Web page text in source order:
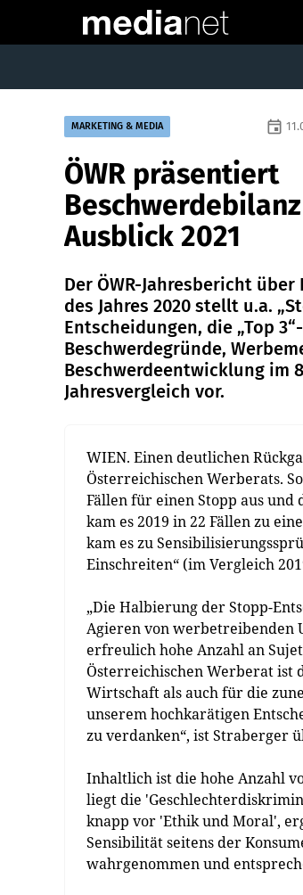
MARKETING & MEDIA event
ÖWR präsentiert
Ausblick 2021
Der ÖWR-Jahresbericht über
des Jahres 2020 stellt u.a.
Entscheidungen, die „Top 3“-
Beschwerdegründe,
Beschwerdeentwicklung im
Jahresvergleich vor.
WIEN. Einen deutlichen
Österreichischen Werberats.
Fällen für einen Stopp aus und
kam es 2019 in 22 Fällen zu
kam es zu
Einschreiten“ (im Vergleich
„Die Halbierung der Stopp-
Agieren von werbetreibenden
erfreulich hohe Anzahl an
Österreichischen Werberat ist
Wirtschaft als auch für die
unserem hochkarätigen
zu verdanken“, ist Straberger
Inhaltlich ist die hohe Anzahl
liegt die
knapp vor 'Ethik und Moral',
Sensibilität seitens der
wahrgenommen und